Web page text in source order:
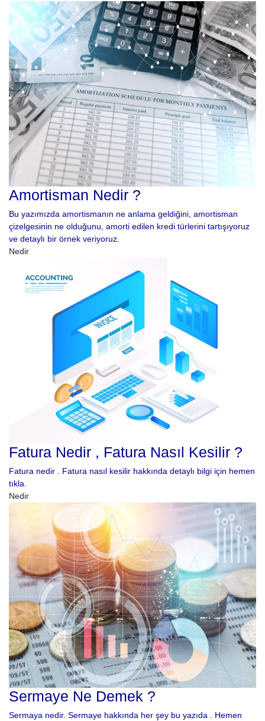
Amortisman Nedir ?
Bu yazımızda amortismanın ne anlama geldiğini, amortisman
çizelgesinin ne olduğunu, amorti edilen kredi türlerini tartışıyoruz
ve detaylı bir örnek veriyoruz.
Nedir
Fatura Nedir , Fatura Nasıl Kesilir ?
Fatura nedir . Fatura nasıl kesilir hakkında detaylı bilgi için hemen
tıkla.
Nedir
Sermaye Ne Demek ?
Sermaya nedir. Sermaye hakkında her şey bu yazıda . Hemen